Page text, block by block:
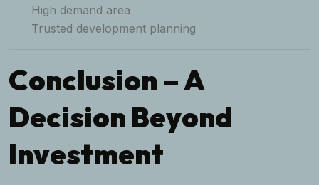
High demand area
Trusted development planning
Conclusion – A
Decision Beyond
Investment